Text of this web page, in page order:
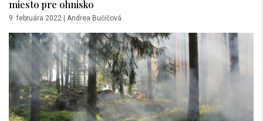
miesto pre ohnisko
9. februára 2022 | Andrea Bučičová